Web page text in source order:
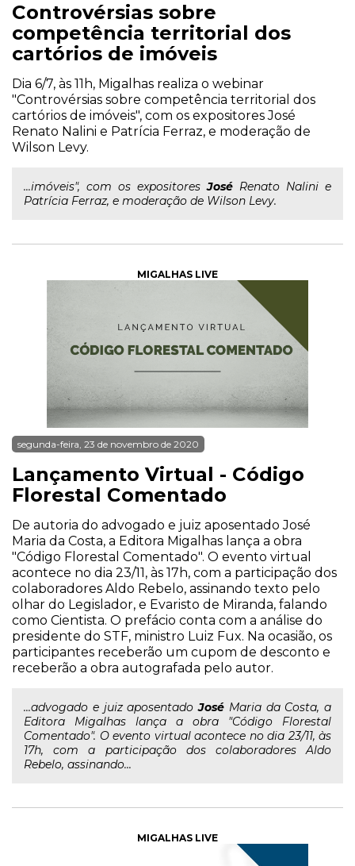
Controvérsias sobre
competência territorial dos
cartórios de imóveis
Dia 6/7, às 11h, Migalhas realiza o webinar
"Controvérsias sobre competência territorial dos
cartórios de imóveis", com os expositores José
Renato Nalini e Patrícia Ferraz, e moderação de
Wilson Levy.
...imóveis", com os expositoresJosé Renato Nalini e
Patrícia Ferraz, e moderação de Wilson Levy.
MIGALHAS LIVE
segunda-feira, 23 de novembro de 2020
Lançamento Virtual - Código
Florestal Comentado
De autoria do advogado e juiz aposentado José
Maria da Costa, a Editora Migalhas lança a obra
"Código Florestal Comentado". O evento virtual
acontece no dia 23/11, às 17h, com a participação dos
colaboradores Aldo Rebelo, assinando texto pelo
olhar do Legislador, e Evaristo de Miranda, falando
como Cientista. O prefácio conta com a análise do
presidente do STF, ministro Luiz Fux. Na ocasião, os
participantes receberão um cupom de desconto e
receberão a obra autografada pelo autor.
...advogado e juiz aposentadoJosé Maria da Costa, a
Editora Migalhas lança a obra "Código Florestal
Comentado". O evento virtual acontece no dia 23/11, às
17h, com a participação dos colaboradores Aldo
Rebelo, assinando...
MIGALHAS LIVE